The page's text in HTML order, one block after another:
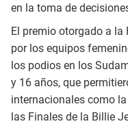
en la toma de
El premio otorgado a
por los equipos
los podios en los
y 16 años, que
internacionales como la
las Finales de la Billie